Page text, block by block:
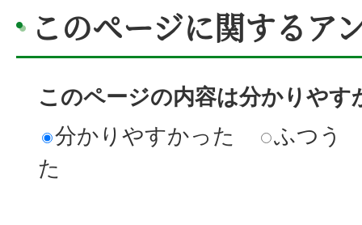
このページに関するア
このページの内容は分かりやす
分かりやすかった
ふつう
た